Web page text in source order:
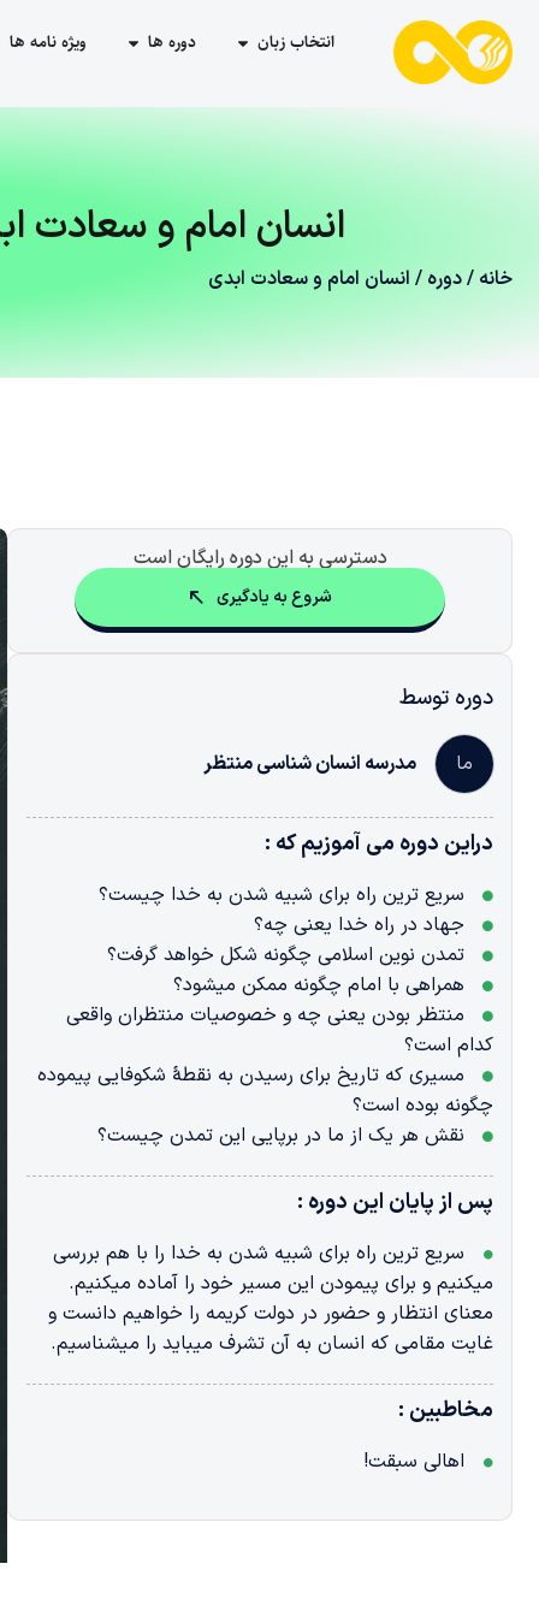
انتخاب زبان دوره ها ویژه نامه ها
انسان امام و سعادت
خانه /دوره / انسان امام و سعادت ابدی
دسترسی به این دوره رایگان است
شروع به یادگیری
دوره توسط
ما مدرسه انسان شناسی منتظر
دراین دوره می آموزیم که :
سریع ترین راه برای شبیه شدن به خدا چیست؟
جهاد در راه خدا یعنی چه؟
تمدن نوین اسلامی چگونه شکل خواهد گرفت؟
همراهی با امام چگونه ممکن میشود؟
منتظر بودن یعنی چه و خصوصیات منتظران واقعی
کدام است؟
مسیری که تاریخ برای رسیدن به نقطۀ شکوفایی پیموده
چگونه بوده است؟
نقش هر یک از ما در برپایی این تمدن چیست؟
پس از پایان این دوره :
سریع ترین راه برای شبیه شدن به خدا را با هم بررسی
میکنیم و برای پیمودن این مسیر خود را آماده میکنیم.
معنای انتظار و حضور در دولت کریمه را خواهیم دانست و
غایت مقامی که انسان به آن تشرف میباید را میشناسیم.
مخاطبین :
اهالی سبقت!